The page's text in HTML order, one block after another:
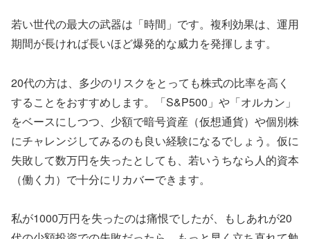
若い世代の最大の武器は「時間」です。複利効果は、運用
期間が長ければ長いほど爆発的な威力を発揮します。
20代の方は、多少のリスクをとっても株式の比率を高く
することをおすすめします。「S&P500」や「オルカン」
をベースにしつつ、少額で暗号資産（仮想通貨）や個別株
にチャレンジしてみるのも良い経験になるでしょう。仮に
失敗して数万円を失ったとしても、若いうちなら人的資本
（働く力）で十分にリカバーできます。
私が1000万円を失ったのは痛恨でしたが、もしあれが20